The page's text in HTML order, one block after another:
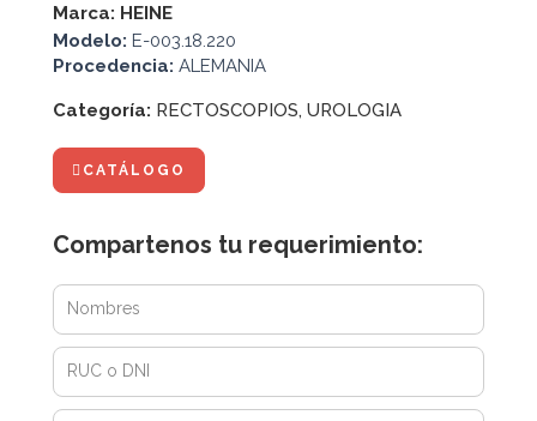
Marca: HEINE
Modelo: E-003.18.220
Procedencia: ALEMANIA
Categoría: RECTOSCOPIOS, UROLOGIA
CATÁLOGO
Compartenos tu requerimiento: